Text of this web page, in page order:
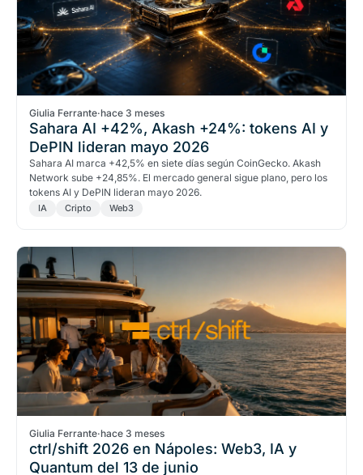
Giulia Ferrante·hace 3 meses
Sahara AI +42%, Akash +24%: tokens AI y
DePIN lideran mayo 2026
Sahara AI marca +42,5% en siete días según CoinGecko. Akash
Network sube +24,85%. El mercado general sigue plano, pero los
tokens AI y DePIN lideran mayo 2026.
IA Cripto Web3
Giulia Ferrante·hace 3 meses
ctrl/shift 2026 en Nápoles: Web3, IA y
Quantum del 13 de junio